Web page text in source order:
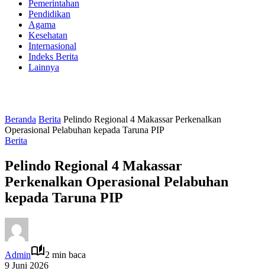
Pemerintahan
Pendidikan
Agama
Kesehatan
Internasional
Indeks Berita
Lainnya
Beranda Berita Pelindo Regional 4 Makassar Perkenalkan
Operasional Pelabuhan kepada Taruna PIP
Berita
Pelindo Regional 4 Makassar
Perkenalkan Operasional Pelabuhan
kepada Taruna PIP
Admin
2 min baca
9 Juni 2026